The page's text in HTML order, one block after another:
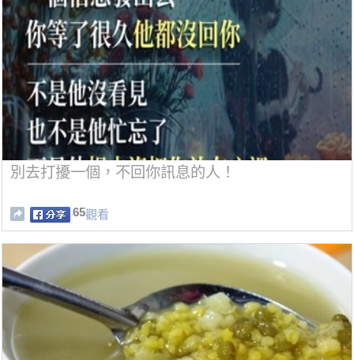
別去打擾一個，不回你訊息的人！
65觀看